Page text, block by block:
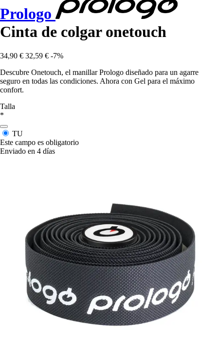
Prologo
Cinta de colgar onetouch
34,90 € 32,59 € -7%
Descubre Onetouch, el manillar Prologo diseñado para un agarre
seguro en todas las condiciones. Ahora con Gel para el máximo
confort.
Talla
*
TU
Este campo es obligatorio
Enviado en 4 días